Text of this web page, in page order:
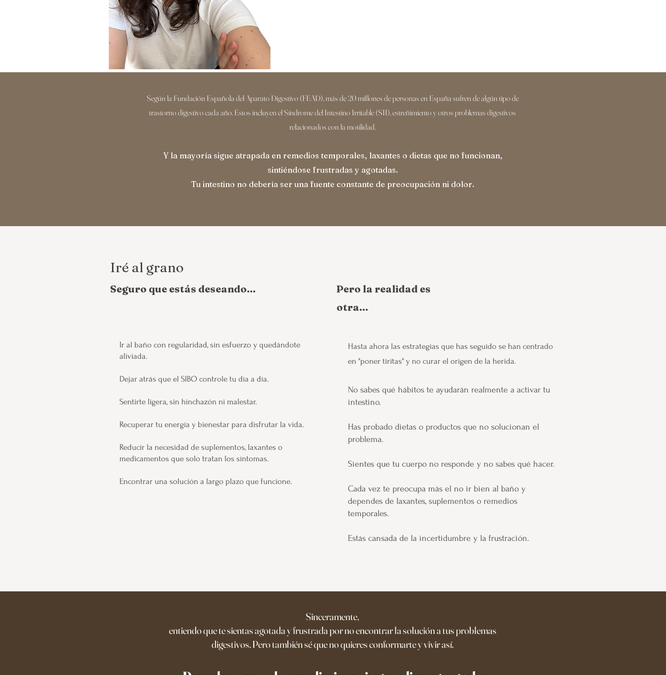
​​Según la Fundación Española del Aparato Digestivo (FEAD), más de 20 millones de personas en España sufren de algún tipo de
trastorno digestivo cada año. Estos incluyen el Síndrome del Intestino Irritable (SII), estreñimiento y otros problemas digestivos
relacionados con la motilidad.
Y la mayoría sigue atrapada en remedios temporales, laxantes o dietas que no funcionan,
sintiéndose frustradas y agotadas.
Tu intestino no debería ser una fuente constante de preocupación ni dolor.
Iré al grano
Seguro que estás deseando...
Ir al baño con regularidad, sin esfuerzo y quedándote
aliviada.
Dejar atrás que el SIBO controle tu día a día.
Sentirte ligera, sin hinchazón ni malestar.
Recuperar tu energía y bienestar para disfrutar la vida.
Reducir la necesidad de suplementos, laxantes o
medicamentos que solo tratan los síntomas.
Encontrar una solución a largo plazo que funcione.
Pero la realidad es
otra...
Hasta ahora las estrategias que has seguido se han centrado
en "poner tiritas" y no curar el origen de la herida.
No sabes qué hábitos te ayudarán realmente a activar tu
intestino.
Has probado dietas o productos que no solucionan el
problema.
Sientes que tu cuerpo no responde y no sabes qué hacer.
Cada vez te preocupa más el no ir bien al baño y
dependes de laxantes, suplementos o remedios
temporales.
Estás cansada de la incertidumbre y la frustración.
Sinceramente,
entiendo que te sientas agotada y frustrada por no encontrar la solución a tus problemas
digestivos. Pero también sé que no quieres conformarte y vivir así.